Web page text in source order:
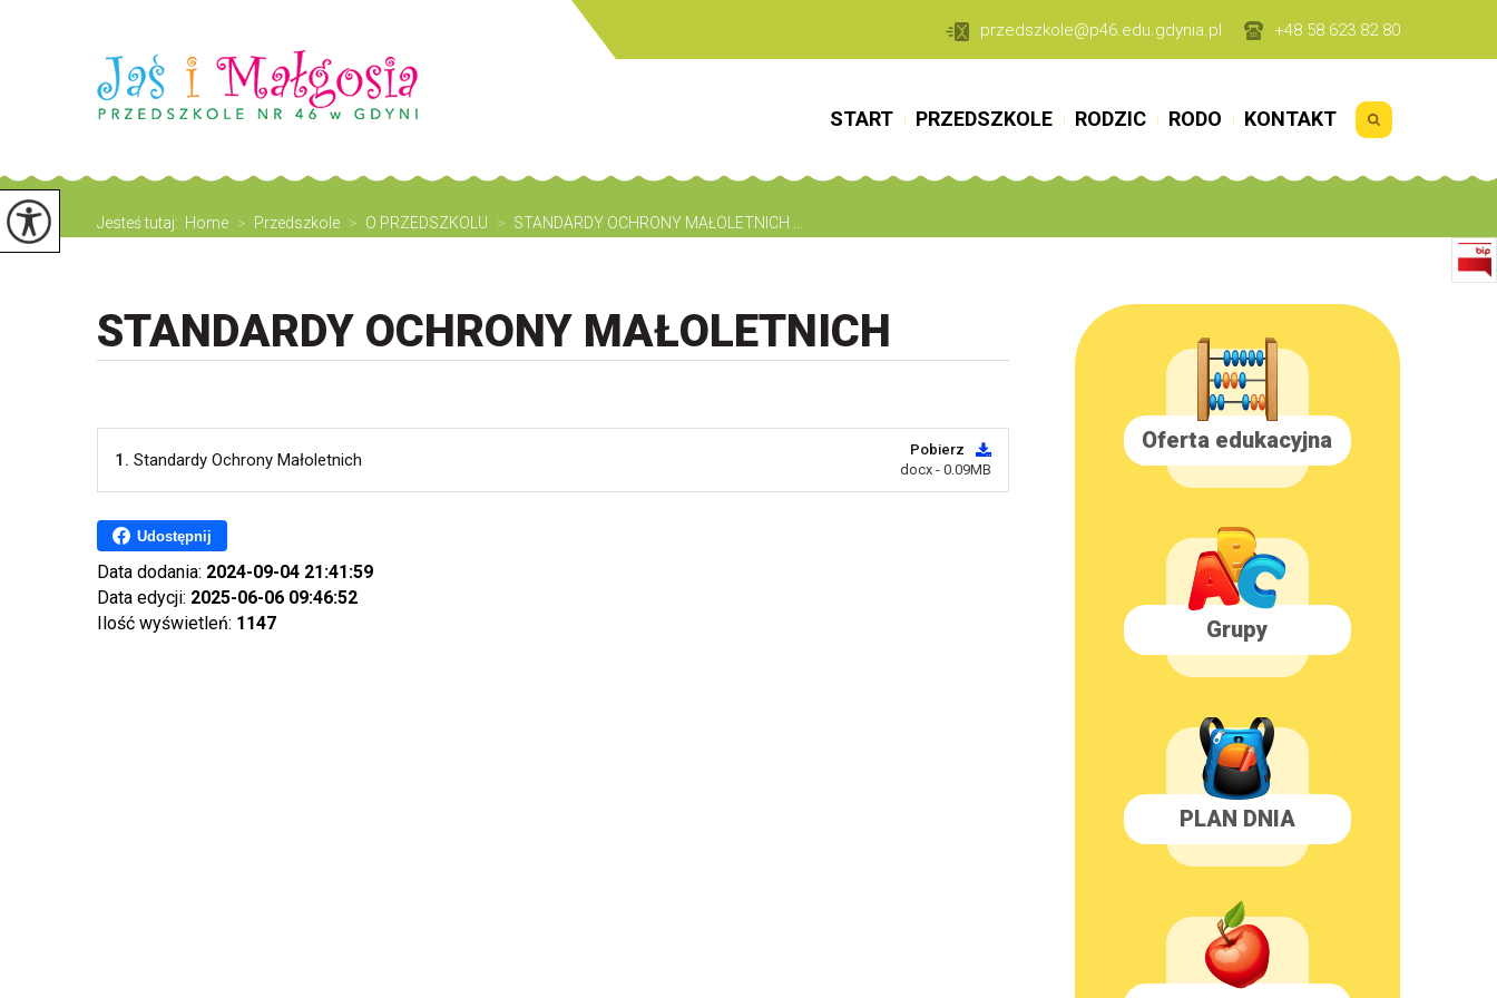
przedszkole@p46.edu.gdynia.pl +48 58 623 82 80
START PRZEDSZKOLE RODZIC RODO KONTAKT
Jesteś tutaj: Home > Przedszkole > O PRZEDSZKOLU > STANDARDY OCHRONY MAŁOLETNICH ...
STANDARDY OCHRONY MAŁOLETNICH
1. Standardy Ochrony Małoletnich
Pobierz
docx - 0.09MB
Udostępnij
Data dodania: 2024-09-04 21:41:59
Data edycji: 2025-06-06 09:46:52
Ilość wyświetleń: 1147
Oferta edukacyjna
Grupy
PLAN DNIA